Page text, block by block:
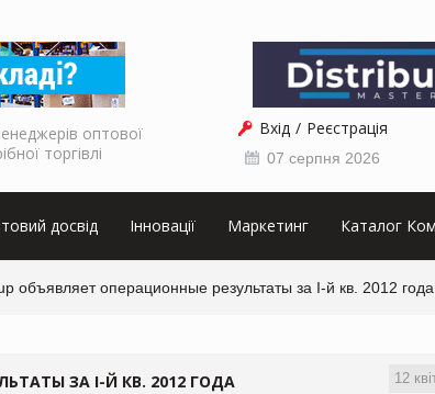
оптової
торгівлі
Вхід Реєстрація
07 серпня 2026
досвід Інновації Маркетинг Каталог
объявляет операционные результаты за І-й кв. 2012 года
12
ЗА І-Й КВ. 2012 ГОДА